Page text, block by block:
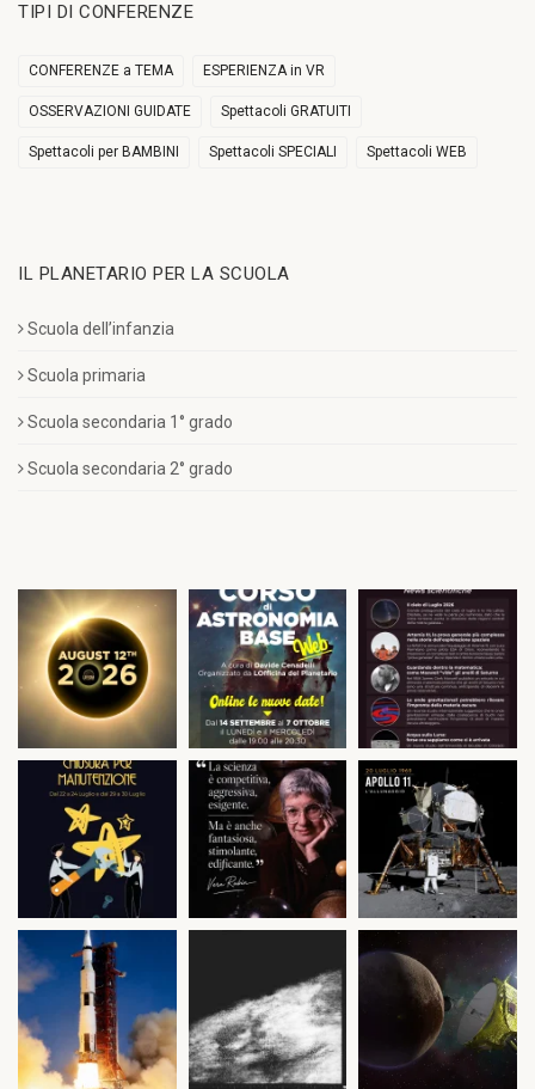
TIPI DI CONFERENZE
CONFERENZE a TEMA ESPERIENZA in VR
OSSERVAZIONI GUIDATE Spettacoli GRATUITI
Spettacoli per BAMBINI Spettacoli SPECIALI Spettacoli WEB
IL PLANETARIO PER LA SCUOLA
Scuola dell’infanzia
Scuola primaria
Scuola secondaria 1° grado
Scuola secondaria 2° grado